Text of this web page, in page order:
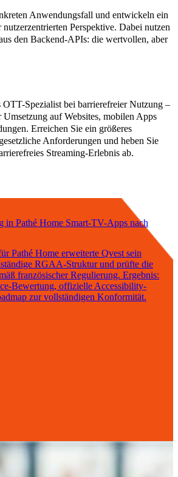
Anwendungsfall und entwickeln ein
Perspektive. Dabei nutzen
den Backend-APIs: die wertvollen, aber
OTT-Spezialist bei barrierefreier Nutzung –
auf Websites, mobilen Apps
Erreichen Sie ein größeres
Anforderungen und heben Sie
Streaming-Erlebnis ab.
in Pathé Home Smart-TV-Apps nach
Pathé Home erweiterte Qvest sein
RGAA-Struktur und prüfte die
französischer Regulierung. Ergebnis:
Bewertung, offizielle Accessibility-
zur vollständigen Konformität.